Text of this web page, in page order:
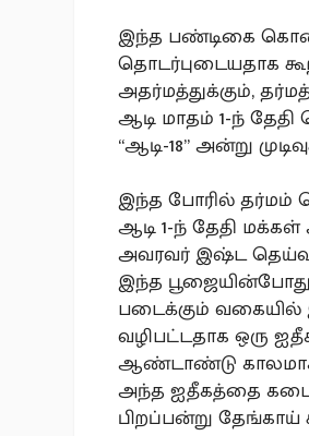
இந்த பண்டிகை
தொடர்புடையதாக
அதர்மத்துக்கும்,
ஆடி மாதம் 1-ந்
‘‘ஆடி-18’’ அன்று
இந்த போரில் தர்மம்
ஆடி 1-ந் தேதி
அவரவர் இஷ்ட
இந்த பூஜையின்போது
படைக்கும் வகையில்
வழிபட்டதாக ஒரு
ஆண்டாண்டு
அந்த ஐதீகத்தை
பிறப்பன்று தேங்காய்